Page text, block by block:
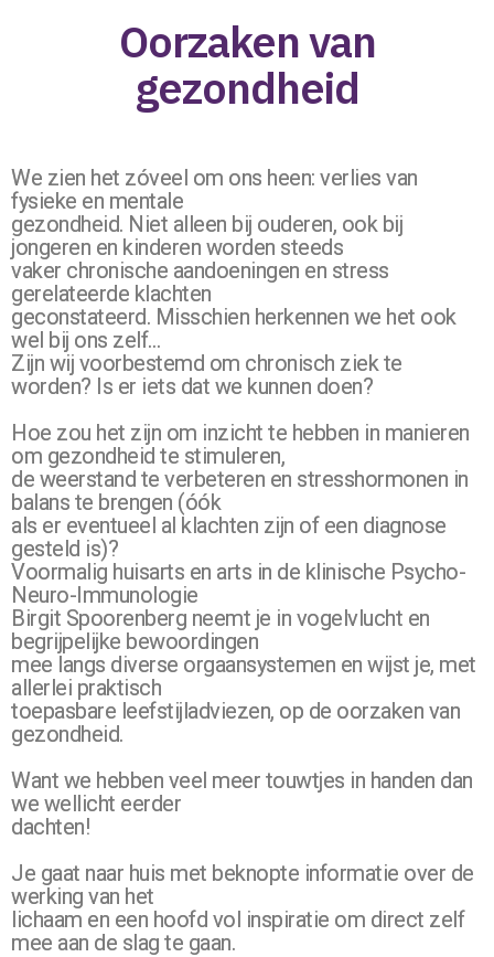
Oorzaken van
gezondheid
We zien het zóveel om ons heen: verlies van
fysieke en mentale
gezondheid. Niet alleen bij ouderen, ook bij
jongeren en kinderen worden steeds
vaker chronische aandoeningen en stress
gerelateerde klachten
geconstateerd. Misschien herkennen we het ook
wel bij ons zelf…
Zijn wij voorbestemd om chronisch ziek te
worden? Is er iets dat we kunnen doen?
Hoe zou het zijn om inzicht te hebben in manieren
om gezondheid te stimuleren,
de weerstand te verbeteren en stresshormonen in
balans te brengen (óók
als er eventueel al klachten zijn of een diagnose
gesteld is)?
Voormalig huisarts en arts in de klinische Psycho-
Neuro-Immunologie
Birgit Spoorenberg neemt je in vogelvlucht en
begrijpelijke bewoordingen
mee langs diverse orgaansystemen en wijst je, met
allerlei praktisch
toepasbare leefstijladviezen, op de oorzaken van
gezondheid.
Want we hebben veel meer touwtjes in handen dan
we wellicht eerder
dachten!
Je gaat naar huis met beknopte informatie over de
werking van het
lichaam en een hoofd vol inspiratie om direct zelf
mee aan de slag te gaan.